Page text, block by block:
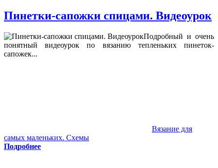
Пинетки-сапожки спицами. Видеоурок
Подробный и очень
понятный видеоурок по вязанию тепленьких пинеток-
сапожек...
Вязание для
самых маленьких. Схемы
Подробнее